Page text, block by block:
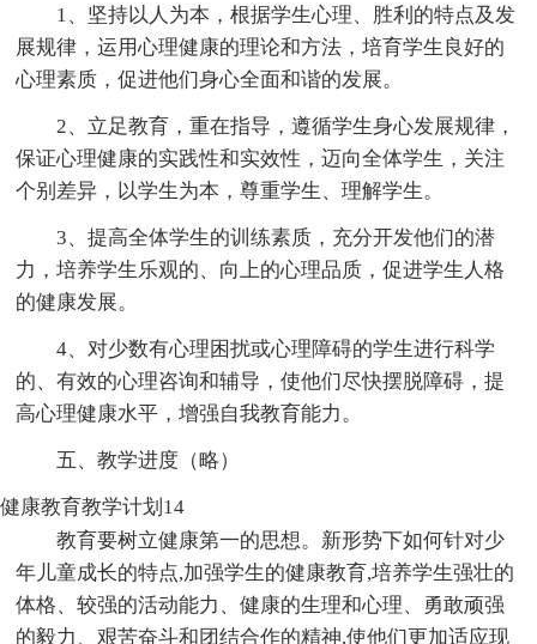
1、坚持以人为本，根据学生心理、胜利的特点及发
展规律，运用心理健康的理论和方法，培育学生良好的
心理素质，促进他们身心全面和谐的发展。
2、立足教育，重在指导，遵循学生身心发展规律，
保证心理健康的实践性和实效性，迈向全体学生，关注
个别差异，以学生为本，尊重学生、理解学生。
3、提高全体学生的训练素质，充分开发他们的潜
力，培养学生乐观的、向上的心理品质，促进学生人格
的健康发展。
4、对少数有心理困扰或心理障碍的学生进行科学
的、有效的心理咨询和辅导，使他们尽快摆脱障碍，提
高心理健康水平，增强自我教育能力。
五、教学进度（略）
健康教育教学计划14
教育要树立健康第一的思想。新形势下如何针对少
年儿童成长的特点,加强学生的健康教育,培养学生强壮的
体格、较强的活动能力、健康的生理和心理、勇敢顽强
的毅力、艰苦奋斗和团结合作的精神,使他们更加适应现